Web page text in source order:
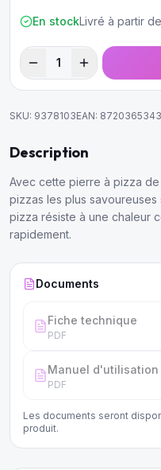
En stockLivré à partir
1
SKU: 9378103EAN:
Description
Avec cette pierre à pizza
pizzas les plus
pizza résiste à une chaleur
rapidement.
Documents
Fiche technique
PDF
Manuel d'utilisation
PDF
Les documents seront
produit.